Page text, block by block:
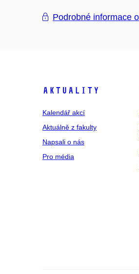
Podrobné informace
Aktuality
Kalendář akcí
Aktuálně z fakulty
Napsali o nás
Pro média